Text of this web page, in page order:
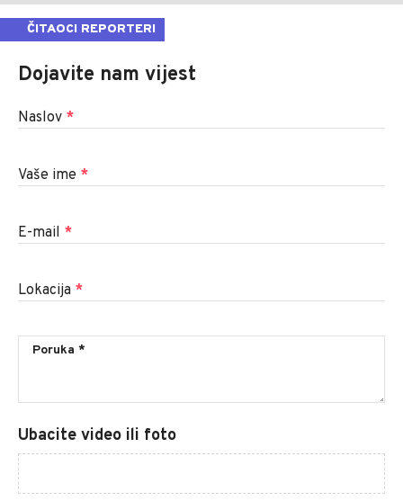
ČITAOCI REPORTERI
Dojavite nam vijest
Naslov *
Vaše ime *
E-mail *
Lokacija *
Ubacite video ili foto